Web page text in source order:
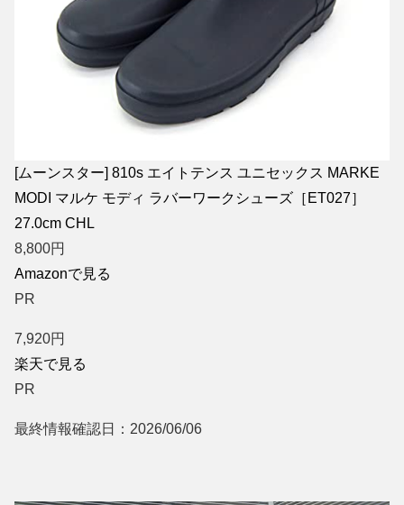
[ムーンスター] 810s エイトテンス ユニセックス MARKE
MODI マルケ モディ ラバーワークシューズ［ET027］
27.0cm CHL
8,800円
Amazonで見る
PR
7,920円
楽天で見る
PR
最終情報確認日：2026/06/06